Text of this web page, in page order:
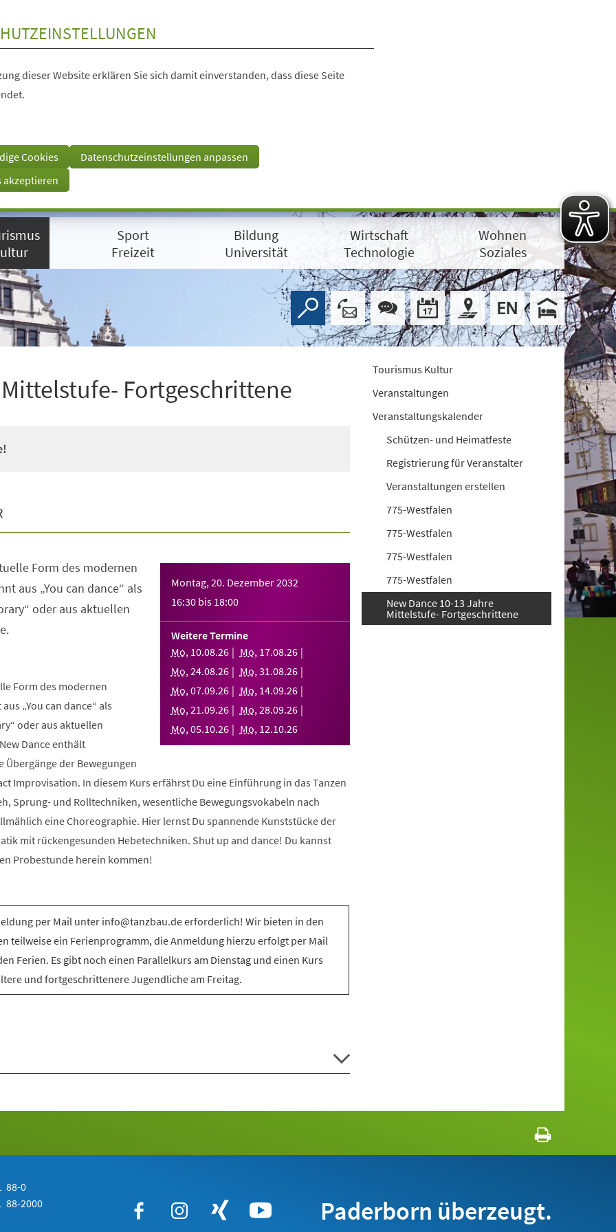
dieser Website erklären Sie sich damit einverstanden, dass diese Seite
Cookies
Datenschutzeinstellungen anpassen
akzeptieren
Sport
Freizeit
Bildung
Universität
Wirtschaft
Technologie
Wohnen
Soziales
Fortgeschrittene
Montag, 20. Dezember 2032
16:30 bis 18:00
Weitere Termine
Mo, 10.08.26 Mo, 17.08.26
Mo,24.08.26 Mo,31.08.26
Mo,07.09.26 Mo, 14.09.26
Mo,21.09.26 Mo,28.09.26
Mo,05.10.26 Mo, 12.10.26
Form des modernen
aus „You can dance“ als
oder aus aktuellen
Form des modernen
„You can dance“ als
oder aus aktuellen
Dance enthält
der Bewegungen
Improvisation. In diesem Kurs erfährst Du eine Einführung in das Tanzen
Sprung- und Rolltechniken, wesentliche Bewegungsvokabeln nach
eine Choreographie. Hier lernst Du spannende Kunststücke der
mit rückengesunden Hebetechniken. Shut up and dance! Du kannst
Probestunde herein kommen!
per Mail unter info@tanzbau.de erforderlich! Wir bieten in den
teilweise ein Ferienprogramm, die Anmeldung hierzu erfolgt per Mail
Ferien. Es gibt noch einen Parallelkurs am Dienstag und einen Kurs
und fortgeschrittenere Jugendliche am Freitag.
Tourismus Kultur
Veranstaltungen
Veranstaltungskalender
Schützen- und Heimatfeste
Registrierung für Veranstalter
Veranstaltungen erstellen
775-Westfalen
775-Westfalen
775-Westfalen
775-Westfalen
New Dance 10-13 Jahre
Mittelstufe- Fortgeschrittene
88-0
88-2000 Paderborn überzeugt.